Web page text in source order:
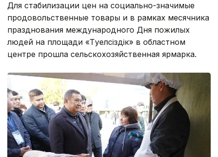
Для стабилизации цен на социально-значимые
продовольственные товары и в рамках месячника
празднования международного Дня пожилых
людей на площади «Тәуелсіздік» в областном
центре прошла сельскохозяйственная ярмарка.